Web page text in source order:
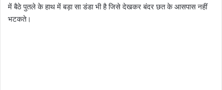
में बैठे पुतले के हाथ में बड़ा सा डंडा भी है जिसे देखकर बंदर छत के आसपास नहीं
भटकते।